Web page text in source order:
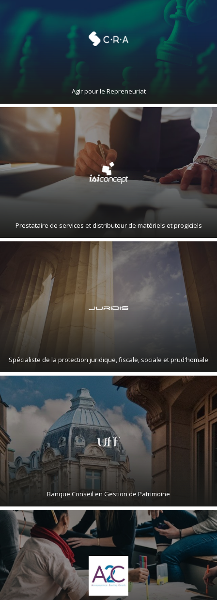
Agir pour le Repreneuriat
Prestataire de services et distributeur de matériels et progiciels
Spécialiste de la protection juridique, fiscale, sociale et prud'homale
Banque Conseil en Gestion de Patrimoine